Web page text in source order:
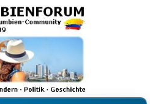
und Visum in Kolumbien und Venezuela.
im Kolumbienforum